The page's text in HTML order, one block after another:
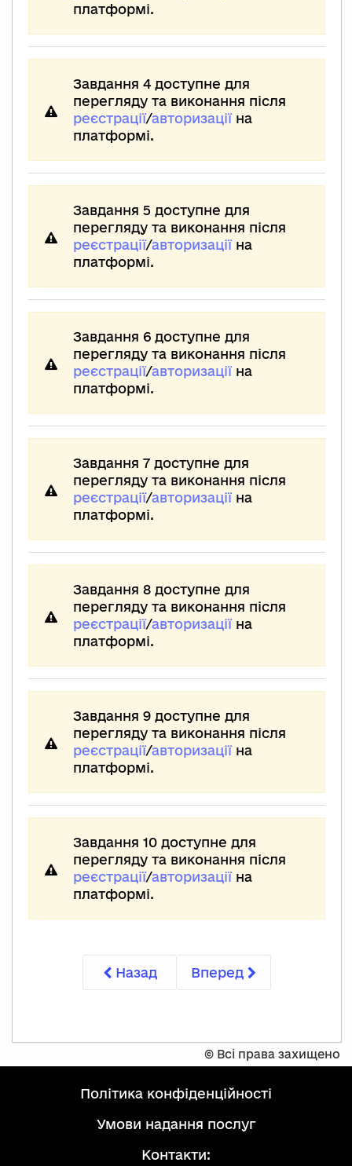
платформі.
Завдання 4 доступне для
перегляду та виконання після
реєстрації/авторизаціїна
платформі.
Завдання 5 доступне для
перегляду та виконання після
реєстрації/авторизаціїна
платформі.
Завдання 6 доступне для
перегляду та виконання після
реєстрації/авторизаціїна
платформі.
Завдання 7 доступне для
перегляду та виконання після
реєстрації/авторизаціїна
платформі.
Завдання 8 доступне для
перегляду та виконання після
реєстрації/авторизаціїна
платформі.
Завдання 9 доступне для
перегляду та виконання після
реєстрації/авторизаціїна
платформі.
Завдання 10 доступне для
перегляду та виконання після
реєстрації/авторизаціїна
платформі.
Назад Вперед
© Всі права захищено
політика конфіденційності
умови надання послуг
Контакти: